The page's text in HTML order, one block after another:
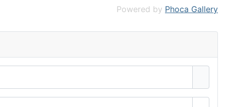
Powered by Phoca Gallery